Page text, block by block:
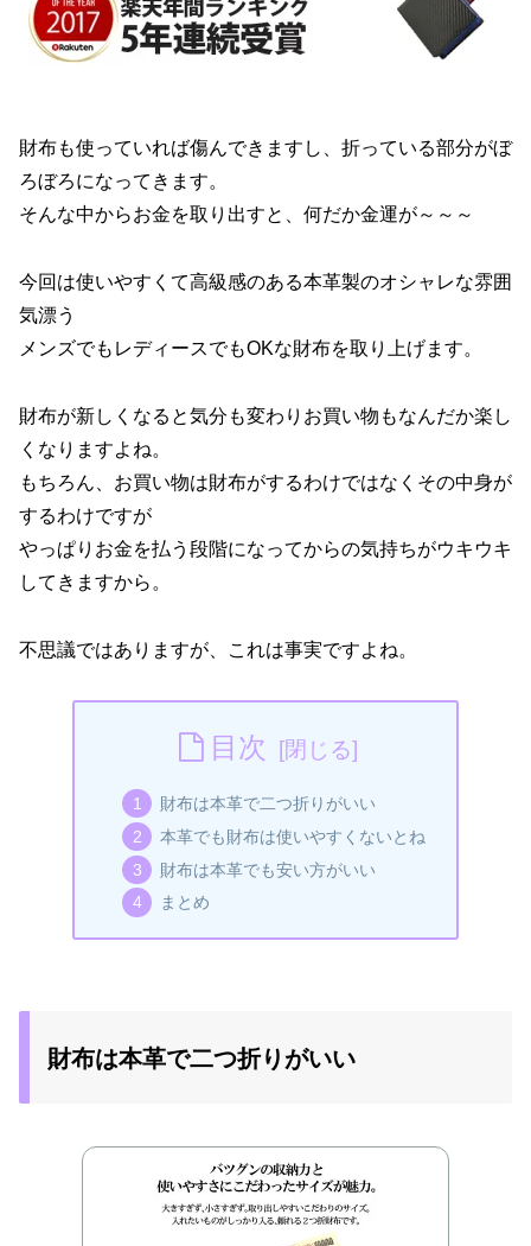
財布も使っていれば傷んできますし、折っている部分がぼ
ろぼろになってきます。
そんな中からお金を取り出すと、何だか金運が～～～
今回は使いやすくて高級感のある本革製のオシャレな雰囲
気漂う
メンズでもレディースでもOKな財布を取り上げます。
財布が新しくなると気分も変わりお買い物もなんだか楽し
くなりますよね。
もちろん、お買い物は財布がするわけではなくその中身が
するわけですが
やっぱりお金を払う段階になってからの気持ちがウキウキ
してきますから。
不思議ではありますが、これは事実ですよね。
目次
財布は本革で二つ折りがいい
本革でも財布は使いやすくないとね
財布は本革でも安い方がいい
まとめ
財布は本革で二つ折りがいい